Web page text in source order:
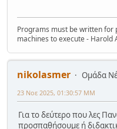
Programs must be written for
machines to execute - Harold
nikolasmer
Ομάδα
23 Νοε 2025, 01:30:57 ΜΜ
Για το δεύτερο που λες
προσπαθήσουμε ή